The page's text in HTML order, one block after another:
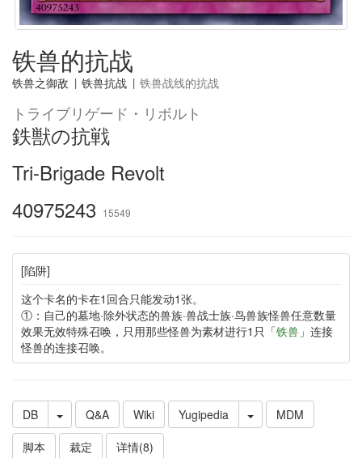
铁兽的抗战
铁兽之御敌 | 铁兽抗战 | 铁兽战线的抗战
トライブリゲード・リボルト
鉄獣の抗戦
Tri-Brigade Revolt
40975243 15549
[陷阱]
这个卡名的卡在1回合只能发动1张。
①：自己的墓地·除外状态的兽族·兽战士族·鸟兽族怪兽任意数量
效果无效特殊召唤，只用那些怪兽为素材进行1只「铁兽」连接
怪兽的连接召唤。
DB Q&A Wiki Yugipedia
MDM
脚本
裁定 详情(8)